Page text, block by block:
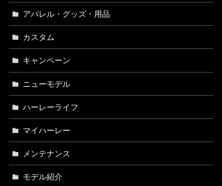
アパレル・グッズ・用品
カスタム
キャンペーン
ニューモデル
ハーレーライフ
マイハーレー
メンテナンス
モデル紹介